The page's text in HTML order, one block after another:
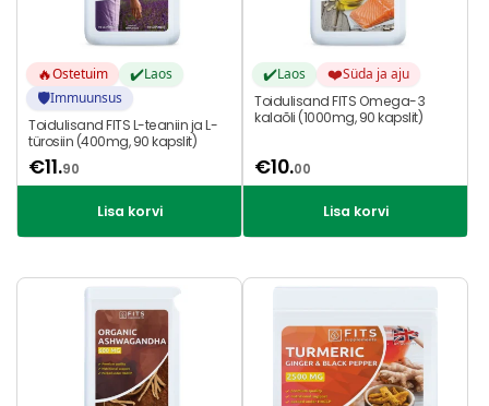
🔥Ostetuim ✔️Laos
🛡️Immuunsus
Toidulisand FITS L-teaniin ja L-
türosiin (400mg, 90 kapslit)
€11.90
Lisa korvi
✔️Laos ❤️Süda ja aju
Toidulisand FITS Omega-3
kalaõli (1000mg, 90 kapslit)
€10.00
Lisa korvi